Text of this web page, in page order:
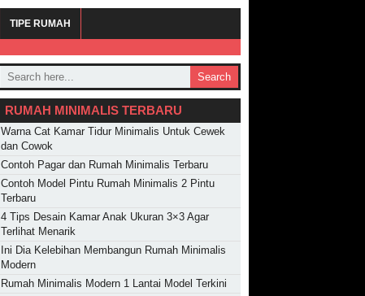
TIPE RUMAH
Search
RUMAH MINIMALIS TERBARU
Warna Cat Kamar Tidur Minimalis Untuk Cewek
dan Cowok
Contoh Pagar dan Rumah Minimalis Terbaru
Contoh Model Pintu Rumah Minimalis 2 Pintu
Terbaru
4 Tips Desain Kamar Anak Ukuran 3×3 Agar
Terlihat Menarik
Ini Dia Kelebihan Membangun Rumah Minimalis
Modern
Rumah Minimalis Modern 1 Lantai Model Terkini